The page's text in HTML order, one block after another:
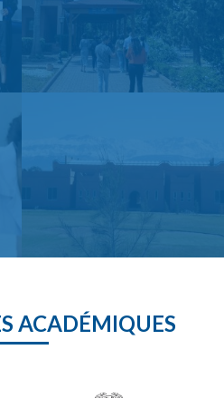
ACADÉMIQUES